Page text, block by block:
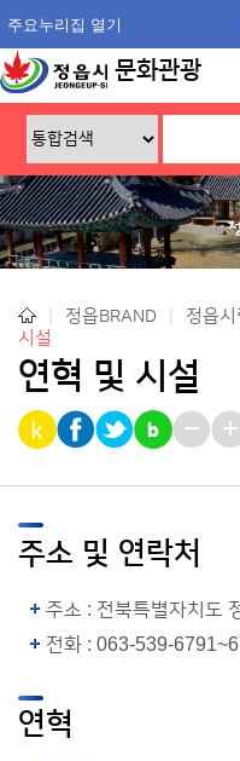
주요누리집 열기
문화관광
정읍BRAND 정읍
시설
연혁 및 시설
주소 및 연락처
주소 : 전북특별자치도
전화 : 063-539-
연혁